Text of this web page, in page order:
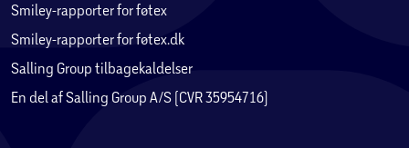
Smiley-rapporter for føtex
Smiley-rapporter for føtex.dk
Salling Group tilbagekaldelser
En del af Salling Group A/S (CVR 35954716)